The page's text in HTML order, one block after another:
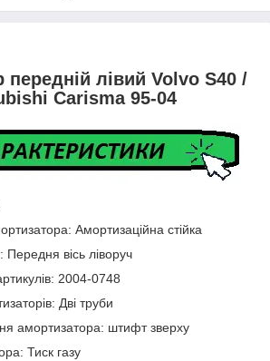
передній лівий Volvo S40 /
Carisma 95-04
Амортизаційна стійка
вісь ліворуч
2004-0748
Дві труби
амортизатора: штифт зверху
Тиск газу